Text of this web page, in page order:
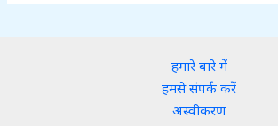
हमारे बारे में
हमसे संपर्क करें
अस्वीकरण